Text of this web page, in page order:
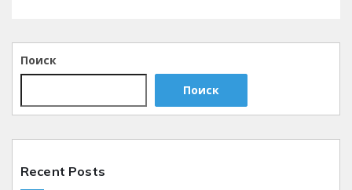
Поиск
Поиск
Recent Posts